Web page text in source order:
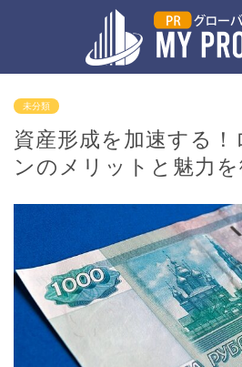
未分類
資産形成を加速する
ンのメリットと魅力